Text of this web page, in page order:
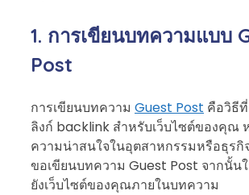
1. การเขียนบทความแบบ
Post
การเขียนบทความ Guest Post คือวิธี
ลิงก์ backlink สำหรับเว็บไซต์ของคุณ
ความน่าสนใจในอุตสาหกรรมหรือธุร
ขอเขียนบทความ Guest Post จากนั้น
ยังเว็บไซต์ของคุณภายในบทความ